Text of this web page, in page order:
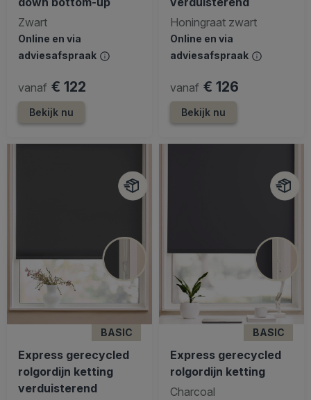
Zwart
Online en via
adviesafspraak
vanaf € 122
Bekijk nu
Honingraat zwart
Online en via
adviesafspraak
vanaf € 126
Bekijk nu
BASIC
Express gerecycled
rolgordijn ketting
verduisterend
BASIC
Express gerecycled
rolgordijn ketting
Charcoal